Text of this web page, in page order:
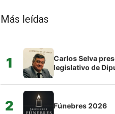
Más leídas
1
Carlos Selva
legislativo de
2 Fúnebres 2026